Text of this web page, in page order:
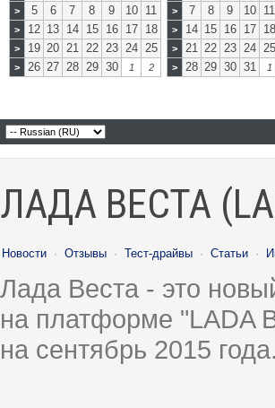
> 5 6 7 8 9 10 11
> 12 13 14 15 16 17 18
> 19 20 21 22 23 24 25
> 26 27 28 29 30 1 2
> 7 8 9 10 11
> 14 15 16 17 18
> 21 22 23 24 25
> 28 29 30 31 1
ЛАДА ВЕСТА
Новости · Отзывы · Тест-драйвы · Статьи ·
Лада Веста - это
на платформе "LADA
на сентябрь 2015